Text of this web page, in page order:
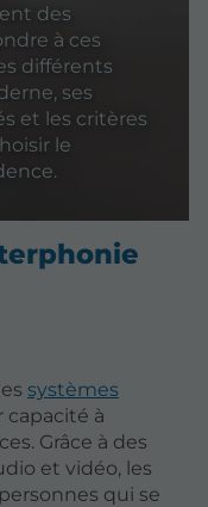
des
à ces
différents
ses
et les critères
le
systèmes
capacité à
Grâce à des
et vidéo, les
qui se